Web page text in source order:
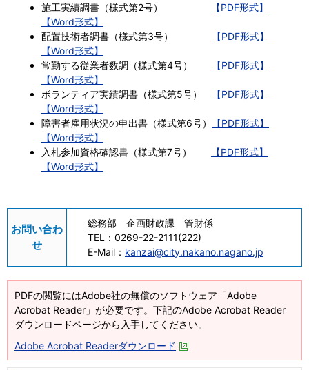
施工実績調書（様式第2号）
【PDF形式】
【Word形式】
配置技術者調書（様式第3号）
【PDF形式】
【Word形式】
常勤する従業者数調（様式第4号）
【PDF形式】
【Word形式】
ボランティア実績調書（様式第5号）
【PDF形式】
【Word形式】
障害者雇用状況の申出書（様式第6号）
【PDF形式】
【Word形式】
入札参加資格確認書（様式第7号）
【PDF形式】
【Word形式】
お問い合わ
せ
総務部 企画財政課 管財係
TEL： 0269-22-2111(222)
E-Mail： kanzai@city.nakano.nagano.jp
PDFの閲覧にはAdobe社の無償のソフトウェア「Adobe
Acrobat Reader」が必要です。下記のAdobe Acrobat Reader
ダウンロードページから入手してください。
Adobe Acrobat Readerダウンロード